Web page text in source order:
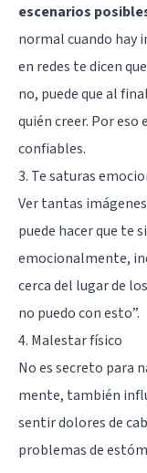
escenarios
normal cuando hay
en redes te dicen
no, puede que al
quién creer. Por
confiables.
3. Te saturas
Ver tantas
puede hacer que te
emocionalmente,
cerca del lugar de
no puedo con esto”.
4. Malestar físico
No es secreto para
mente, también
sentir dolores de
problemas de